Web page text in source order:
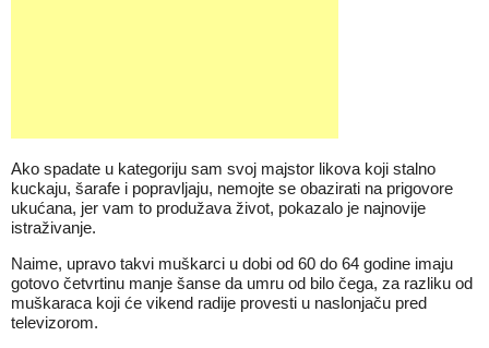
Ako spadate u kategoriju sam svoj majstor likova koji stalno
kuckaju, šarafe i popravljaju, nemojte se obazirati na prigovore
ukućana, jer vam to produžava život, pokazalo je najnovije
istraživanje.
Naime, upravo takvi muškarci u dobi od 60 do 64 godine imaju
gotovo četvrtinu manje šanse da umru od bilo čega, za razliku od
muškaraca koji će vikend radije provesti u naslonjaču pred
televizorom.